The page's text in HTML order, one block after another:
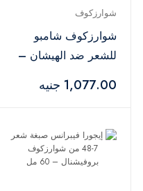
شوارزكوف
شوارزكوف شامبو
للشعر ضد الهيشان –
1,077.00 جنيه